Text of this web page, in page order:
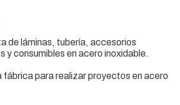
de láminas, tubería, accesorios
y consumibles en acero inoxidable.
fábrica para realizar proyectos en acero